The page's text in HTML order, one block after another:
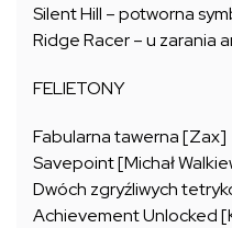
Silent Hill – potworna
Ridge Racer – u zarania
FELIETONY
Fabularna tawerna [Zax]
Savepoint [Michał
Dwóch zgryźliwych
Achievement Unlocked